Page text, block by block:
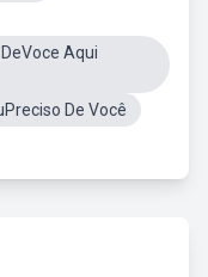
Aqui
De Você